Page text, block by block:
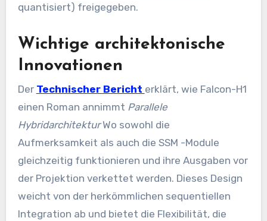
quantisiert) freigegeben.
Wichtige architektonische
Innovationen
Der Technischer Bericht erklärt, wie Falcon-H1
einen Roman annimmt Parallele
HybridarchitekturWo sowohl die
Aufmerksamkeit als auch die SSM -Module
gleichzeitig funktionieren und ihre Ausgaben vor
der Projektion verkettet werden. Dieses Design
weicht von der herkömmlichen sequentiellen
Integration ab und bietet die Flexibilität, die